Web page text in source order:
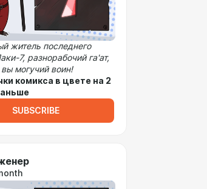
житель последнего
7, разнорабочий га'ат,
могучий воин!
комикса в цвете на 2
SUBSCRIBE